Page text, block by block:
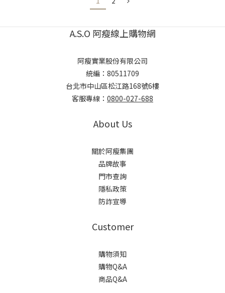
A.S.O 阿瘦線上購物網
阿瘦實業股份有限公司
統編：80511709
台北市中山區松江路168號6樓
客服專線： 0800-027-688
About Us
關於阿瘦集團
品牌故事
門市查詢
隱私政策
防詐宣導
Customer
購物須知
購物Q&A
商品Q&A